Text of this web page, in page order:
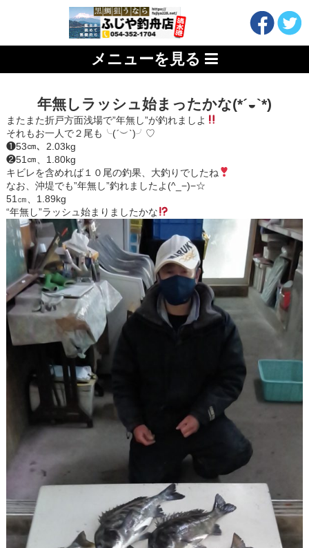
メニューを見る
年無しラッシュ始まったかな(*´◒`*)
またまた折戸方面浅場で”年無し”が釣れましよ
それもお一人で２尾も╰(´︶`)╯♡
❶53㎝、2.03kg
❷51㎝、1.80kg
キビレを含めれば１０尾の釣果、大釣りでしたね
なお、沖堤でも”年無し”釣れましたよ(^_−)−☆
51㎝、1.89kg
“年無し”ラッシュ始まりましたかな